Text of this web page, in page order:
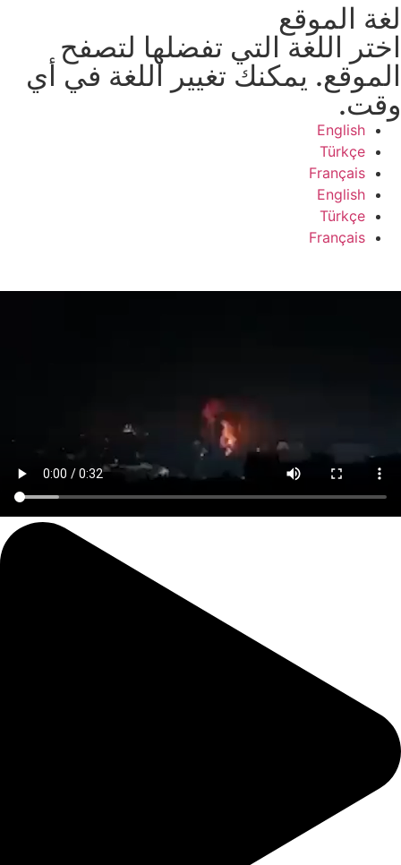
لغة الموقع
اختر اللغة التي تفضلها لتصفح
الموقع. يمكنك تغيير اللغة في أي
وقت.
English
Türkçe
Français
English
Türkçe
Français